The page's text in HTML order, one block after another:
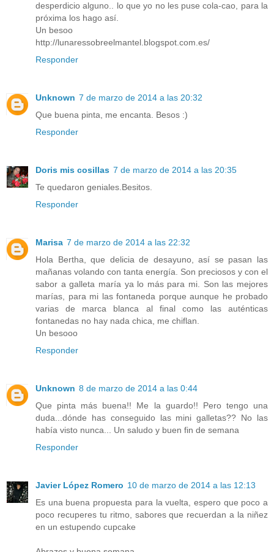
desperdicio alguno.. lo que yo no les puse cola-cao, para la
próxima los hago así.
Un besoo
http://lunaressobreelmantel.blogspot.com.es/
Responder
Unknown 7 de marzo de 2014 a las 20:32
Que buena pinta, me encanta. Besos :)
Responder
Doris mis cosillas 7 de marzo de 2014 a las 20:35
Te quedaron geniales.Besitos.
Responder
Marisa 7 de marzo de 2014 a las 22:32
Hola Bertha, que delicia de desayuno, así se pasan las
mañanas volando con tanta energía. Son preciosos y con el
sabor a galleta maría ya lo más para mi. Son las mejores
marías, para mi las fontaneda porque aunque he probado
varias de marca blanca al final como las auténticas
fontanedas no hay nada chica, me chiflan.
Un besooo
Responder
Unknown 8 de marzo de 2014 a las 0:44
Que pinta más buena!! Me la guardo!! Pero tengo una
duda...dónde has conseguido las mini galletas?? No las
había visto nunca... Un saludo y buen fin de semana
Responder
Javier López Romero 10 de marzo de 2014 a las 12:13
Es una buena propuesta para la vuelta, espero que poco a
poco recuperes tu ritmo, sabores que recuerdan a la niñez
en un estupendo cupcake